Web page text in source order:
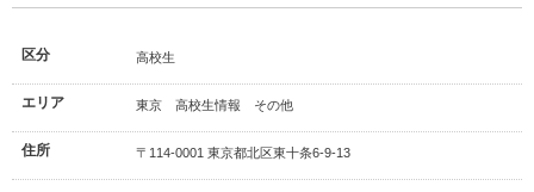
区分 高校生
エリア 東京 高校生情報 その他
住所 〒114-0001 東京都北区東十条6-9-13